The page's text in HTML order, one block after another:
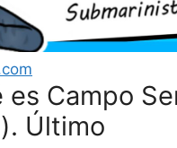
es Campo
Último